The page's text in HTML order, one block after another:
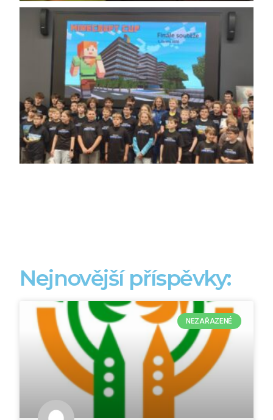
Nejnovější příspěvky:
NEZAŘAZENÉ